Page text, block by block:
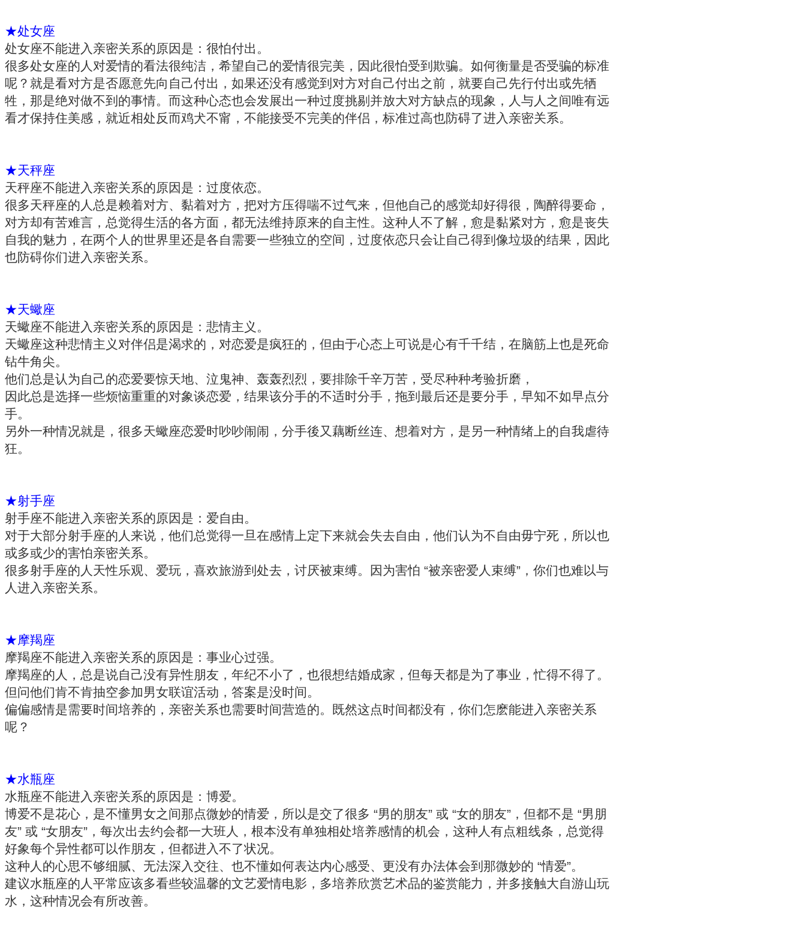
★处女座
处女座不能进入亲密关系的原因是：很怕付出。
很多处女座的人对爱情的看法很纯洁，希望自己的爱情很完美，因此很怕受到欺骗。如何衡量是否受骗的标准
呢？就是看对方是否愿意先向自己付出，如果还没有感觉到对方对自己付出之前，就要自己先行付出或先牺
牲，那是绝对做不到的事情。而这种心态也会发展出一种过度挑剔并放大对方缺点的现象，人与人之间唯有远
看才保持住美感，就近相处反而鸡犬不甯，不能接受不完美的伴侣，标准过高也防碍了进入亲密关系。
★天秤座
天秤座不能进入亲密关系的原因是：过度依恋。
很多天秤座的人总是赖着对方、黏着对方，把对方压得喘不过气来，但他自己的感觉却好得很，陶醉得要命，
对方却有苦难言，总觉得生活的各方面，都无法维持原来的自主性。这种人不了解，愈是黏紧对方，愈是丧失
自我的魅力，在两个人的世界里还是各自需要一些独立的空间，过度依恋只会让自己得到像垃圾的结果，因此
也防碍你们进入亲密关系。
★天蠍座
天蠍座不能进入亲密关系的原因是：悲情主义。
天蠍座这种悲情主义对伴侣是渴求的，对恋爱是疯狂的，但由于心态上可说是心有千千结，在脑筋上也是死命
钻牛角尖。
他们总是认为自己的恋爱要惊天地、泣鬼神、轰轰烈烈，要排除千辛万苦，受尽种种考验折磨，
因此总是选择一些烦恼重重的对象谈恋爱，结果该分手的不适时分手，拖到最后还是要分手，早知不如早点分
手。
另外一种情况就是，很多天蠍座恋爱时吵吵闹闹，分手後又藕断丝连、想着对方，是另一种情绪上的自我虐待
狂。
★射手座
射手座不能进入亲密关系的原因是：爱自由。
对于大部分射手座的人来说，他们总觉得一旦在感情上定下来就会失去自由，他们认为不自由毋宁死，所以也
或多或少的害怕亲密关系。
很多射手座的人天性乐观、爱玩，喜欢旅游到处去，讨厌被束缚。因为害怕 “被亲密爱人束缚”，你们也难以与
人进入亲密关系。
★摩羯座
摩羯座不能进入亲密关系的原因是：事业心过强。
摩羯座的人，总是说自己没有异性朋友，年纪不小了，也很想结婚成家，但每天都是为了事业，忙得不得了。
但问他们肯不肯抽空参加男女联谊活动，答案是没时间。
偏偏感情是需要时间培养的，亲密关系也需要时间营造的。既然这点时间都没有，你们怎麽能进入亲密关系
呢？
★水瓶座
水瓶座不能进入亲密关系的原因是：博爱。
博爱不是花心，是不懂男女之间那点微妙的情爱，所以是交了很多 “男的朋友” 或 “女的朋友”，但都不是 “男朋
友” 或 “女朋友”，每次出去约会都一大班人，根本没有单独相处培养感情的机会，这种人有点粗线条，总觉得
好象每个异性都可以作朋友，但都进入不了状况。
这种人的心思不够细腻、无法深入交往、也不懂如何表达内心感受、更没有办法体会到那微妙的 “情爱”。
建议水瓶座的人平常应该多看些较温馨的文艺爱情电影，多培养欣赏艺术品的鉴赏能力，并多接触大自游山玩
水，这种情况会有所改善。